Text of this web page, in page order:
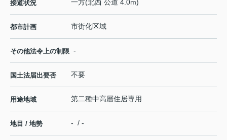
接道状況 一方(北西 公道 4.0m)
都市計画 市街化区域
その他法令上の制限 -
国土法届出要否 不要
用途地域 第二種中高層住居専用
地目 / 地勢 - / -